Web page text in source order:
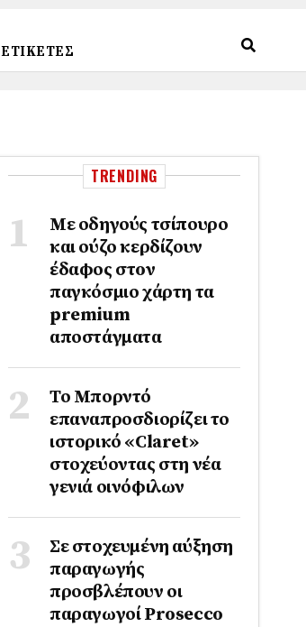
ΕΤΙΚΕΤΕΣ
TRENDING
Με οδηγούς τσίπουρο
και ούζο κερδίζουν
έδαφος στoν
παγκόσμιο χάρτη τα
premium
αποστάγματα
Το Μπορντό
επαναπροσδιορίζει το
ιστορικό «Claret»
στοχεύοντας στη νέα
γενιά οινόφιλων
Σε στοχευμένη αύξηση
παραγωγής
προσβλέπουν οι
παραγωγοί Prosecco